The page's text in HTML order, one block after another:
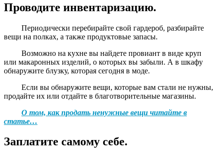
Проводите инвентаризацию.
Периодически перебирайте свой гардероб, разбирайте
вещи на полках, а также продуктовые запасы.
Возможно на кухне вы найдете провиант в виде круп
или макаронных изделий, о которых вы забыли. А в шкафу
обнаружите блузку, которая сегодня в моде.
Если вы обнаружите вещи, которые вам стали не нужны,
продайте их или отдайте в благотворительные магазины.
О том, как продать ненужные вещи читайте в
статье…
Заплатите самому себе.